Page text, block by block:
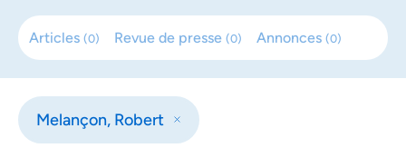
Articles (0) Revue de presse (0) Annonces (0)
Melançon, Robert